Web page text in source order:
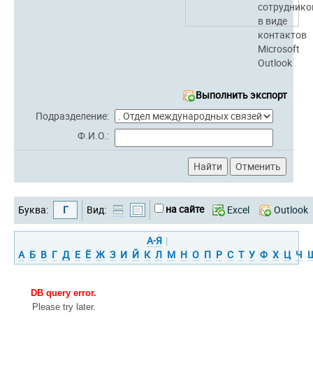
в виде
контактов
Microsoft
Outlook
Выполнить экспорт
Подразделение:
Ф.И.О.:
Буква: Г Вид: на сайте Excel Outlook
А-Я |
А Б В Г Д Е Ё Ж З И Й К Л М Н О П Р С Т У Ф Х Ц Ч
DB query error.
Please try later.